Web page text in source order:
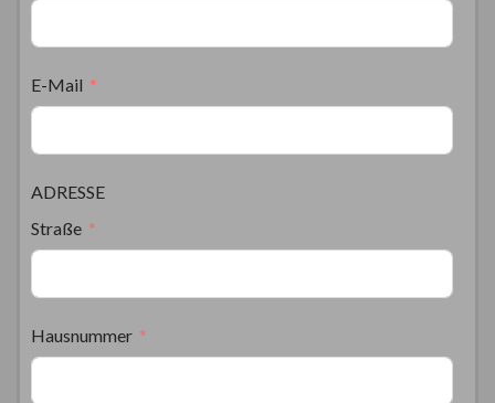
E-Mail
ADRESSE
Straße
Hausnummer